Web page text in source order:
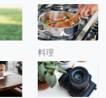
料理